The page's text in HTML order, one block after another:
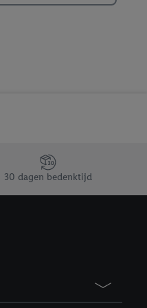
30 dagen bedenktijd